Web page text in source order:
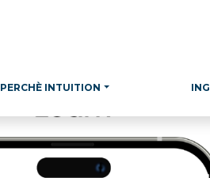
PERCHÈ INTUITION